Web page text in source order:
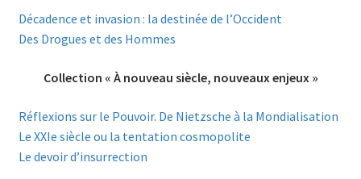
Décadence et invasion : la destinée de l’Occident
Des Drogues et des Hommes
Collection « À nouveau siècle, nouveaux enjeux »
Réflexions sur le Pouvoir. De Nietzsche à la Mondialisation
Le XXIe siècle ou la tentation cosmopolite
Le devoir d’insurrection